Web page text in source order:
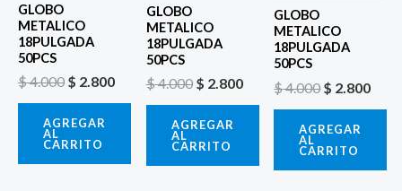
GLOBO
METALICO
18PULGADA
50PCS
$4.000 $ 2.800
AGREGAR
AL
CARRITO
GLOBO
METALICO
18PULGADA
50PCS
$4.000 $ 2.800
AGREGAR
AL
CARRITO
GLOBO
METALICO
18PULGADA
50PCS
$4.000$ 2.800
AGREGAR
AL
CARRITO